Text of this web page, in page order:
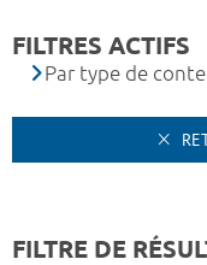
FILTRES ACTIFS
Par type de
FILTRE DE